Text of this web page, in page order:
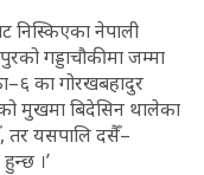
निस्किएका नेपाली
गड्डाचौकीमा जम्मा
का गोरखबहादुर
मुखमा बिदेसिन थालेका
तर यसपालि दसैँ–
।’